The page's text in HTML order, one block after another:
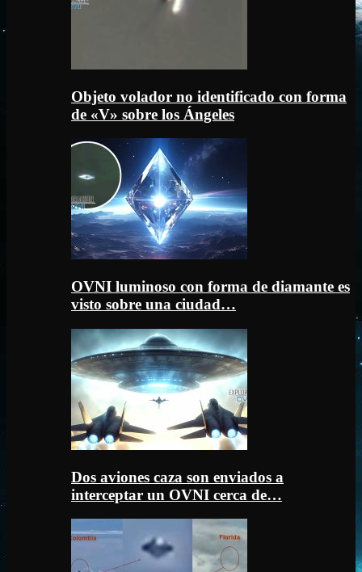
Objeto volador no identificado con forma
de «V» sobre los Ángeles
OVNI luminoso con forma de diamante es
visto sobre una ciudad…
Dos aviones caza son enviados a
interceptar un OVNI cerca de…